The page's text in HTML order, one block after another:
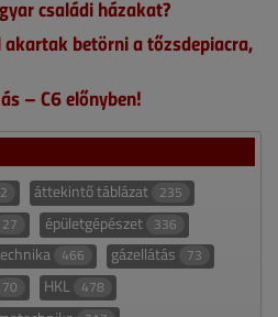
családi házakat?
betörni a tőzsdepiacra,
– C6 előnyben!
áttekintő táblázat 235
27 épületgépészet 336
466 gázellátás 73
70 HKL 478